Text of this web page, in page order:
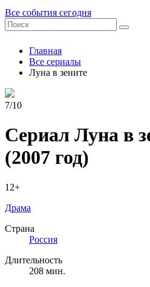
Все события сегодня
Главная
Все сериалы
Луна в зените
7/10
Сериал Луна в
(2007 год)
12+
Драма
Страна
Россия
Длительность
208 мин.